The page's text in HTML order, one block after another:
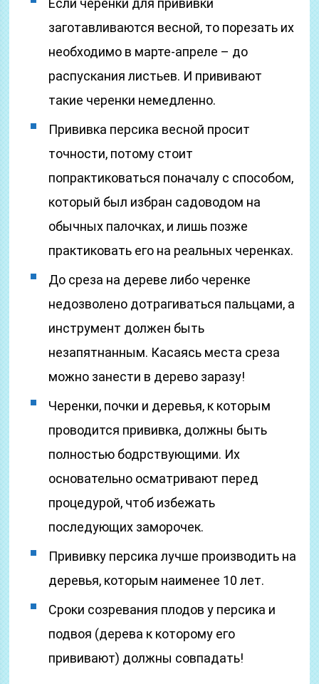
Если черенки для прививки
заготавливаются весной, то порезать их
необходимо в марте-апреле – до
распускания листьев. И прививают
такие черенки немедленно.
Прививка персика весной просит
точности, потому стоит
попрактиковаться поначалу с способом,
который был избран садоводом на
обычных палочках, и лишь позже
практиковать его на реальных черенках.
До среза на дереве либо черенке
недозволено дотрагиваться пальцами, а
инструмент должен быть
незапятнанным. Касаясь места среза
можно занести в дерево заразу!
Черенки, почки и деревья, к которым
проводится прививка, должны быть
полностью бодрствующими. Их
основательно осматривают перед
процедурой, чтоб избежать
последующих заморочек.
Прививку персика лучше производить на
деревья, которым наименее 10 лет.
Сроки созревания плодов у персика и
подвоя (дерева к которому его
прививают) должны совпадать!